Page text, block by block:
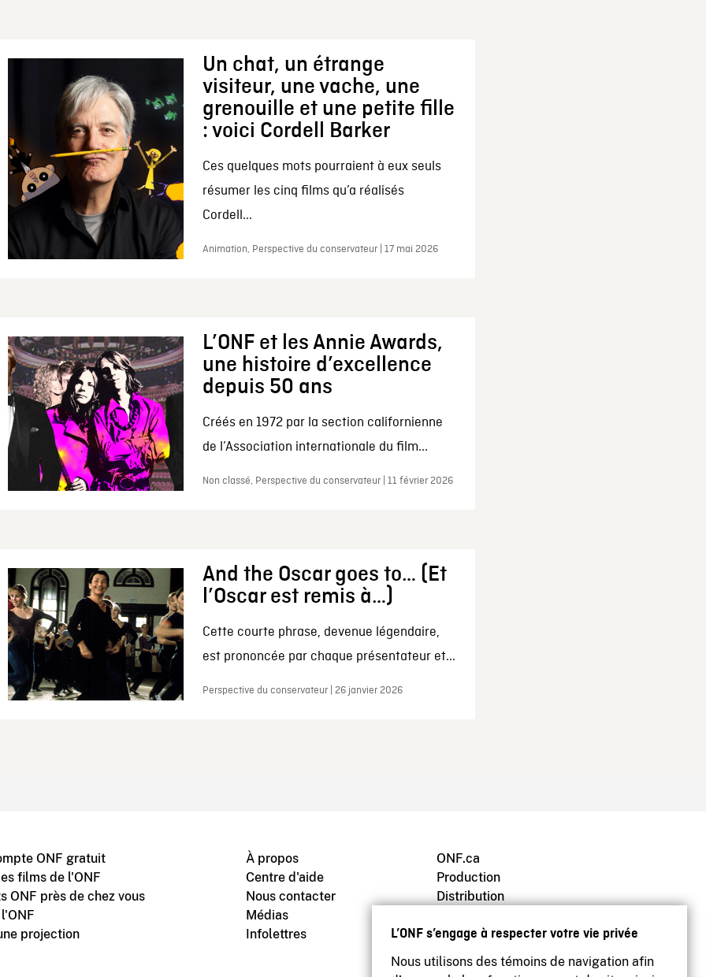
L’ONF s’engage à respecter votre vie privée
Nous utilisons des témoins de navigation afin
Un chat, un étrange
visiteur, une vache, une
grenouille et une petite fille
: voici Cordell Barker
Ces quelques mots pourraient à eux seuls
résumer les cinq films qu’a réalisés
Cordell...
Animation, Perspective du conservateur | 17 mai 2026
L’ONF et les Annie Awards,
une histoire d’excellence
depuis 50 ans
Créés en 1972 par la section californienne
de l’Association internationale du film...
Non classé, Perspective du conservateur | 11 février 2026
And the Oscar goes to… (Et
l’Oscar est remis à…)
Cette courte phrase, devenue légendaire,
est prononcée par chaque présentateur et...
Perspective du conservateur | 26 janvier 2026
ONF gratuit
films de l'ONF
ONF près de chez vous
projection
À propos
Centre d'aide
Nous contacter
Médias
Infolettres
ONF.ca
Production
Distribution
Archives